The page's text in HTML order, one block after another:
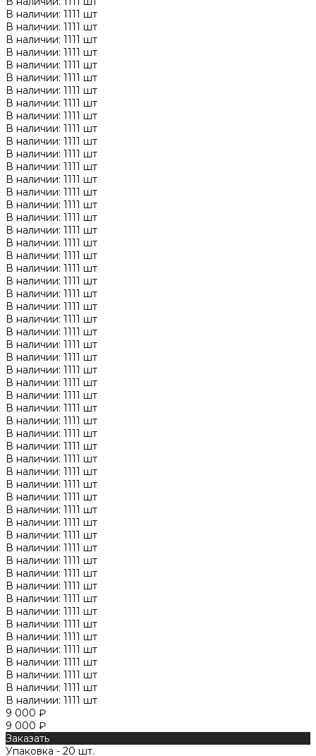
В наличии: 1111 шт
В наличии: 1111 шт
В наличии: 1111 шт
В наличии: 1111 шт
В наличии: 1111 шт
В наличии: 1111 шт
В наличии: 1111 шт
В наличии: 1111 шт
В наличии: 1111 шт
В наличии: 1111 шт
В наличии: 1111 шт
В наличии: 1111 шт
В наличии: 1111 шт
В наличии: 1111 шт
В наличии: 1111 шт
В наличии: 1111 шт
В наличии: 1111 шт
В наличии: 1111 шт
В наличии: 1111 шт
В наличии: 1111 шт
В наличии: 1111 шт
В наличии: 1111 шт
В наличии: 1111 шт
В наличии: 1111 шт
В наличии: 1111 шт
В наличии: 1111 шт
В наличии: 1111 шт
В наличии: 1111 шт
В наличии: 1111 шт
В наличии: 1111 шт
В наличии: 1111 шт
В наличии: 1111 шт
В наличии: 1111 шт
В наличии: 1111 шт
В наличии: 1111 шт
В наличии: 1111 шт
В наличии: 1111 шт
В наличии: 1111 шт
В наличии: 1111 шт
В наличии: 1111 шт
В наличии: 1111 шт
В наличии: 1111 шт
В наличии: 1111 шт
В наличии: 1111 шт
В наличии: 1111 шт
В наличии: 1111 шт
В наличии: 1111 шт
В наличии: 1111 шт
В наличии: 1111 шт
В наличии: 1111 шт
В наличии: 1111 шт
В наличии: 1111 шт
В наличии: 1111 шт
В наличии: 1111 шт
В наличии: 1111 шт
9 000 ₽
9 000 ₽
Заказать
Упаковка - 20 шт.